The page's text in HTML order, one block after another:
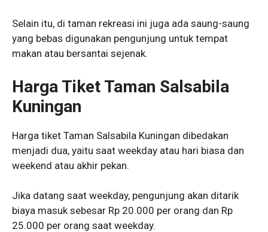
Selain itu, di taman rekreasi ini juga ada saung-saung
yang bebas digunakan pengunjung untuk tempat
makan atau bersantai sejenak.
Harga Tiket Taman Salsabila
Kuningan
Harga tiket Taman Salsabila Kuningan dibedakan
menjadi dua, yaitu saat weekday atau hari biasa dan
weekend atau akhir pekan.
Jika datang saat weekday, pengunjung akan ditarik
biaya masuk sebesar Rp 20.000 per orang dan Rp
25.000 per orang saat weekday.